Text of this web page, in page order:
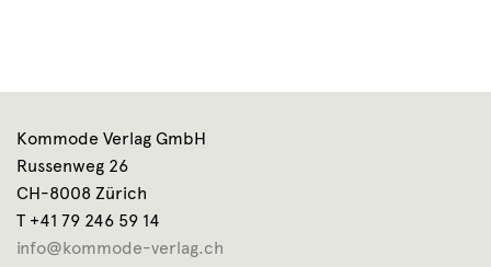
Kommode Verlag GmbH
Russenweg 26
CH-8008 Zürich
T +41 79 246 59 14
info@kommode-verlag.ch